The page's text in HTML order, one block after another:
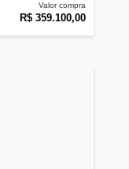
Valor compra
R$ 359.100,00